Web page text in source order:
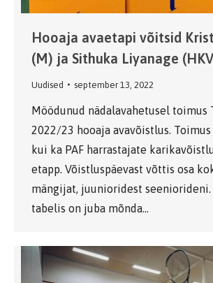
Hooaja avaetapi võitsid
(M) ja Sithuka Liyanage
Uudised september 13, 2022
Möödunud nädalavahetusel toimus
2022/23 hooaja avavõistlus.
kui ka PAF harrastajate
etapp. Võistluspäevast võttis osa
mängijat, juunioridest
tabelis on juba mõnda…